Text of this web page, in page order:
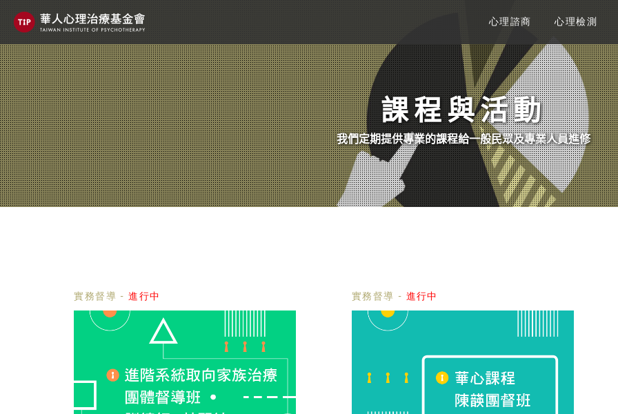
心理諮商 心理檢測
課程與活動
我們定期提供專業的課程給一般民眾及專業人員進修
實務督導 -進行中 實務督導 - 進行中